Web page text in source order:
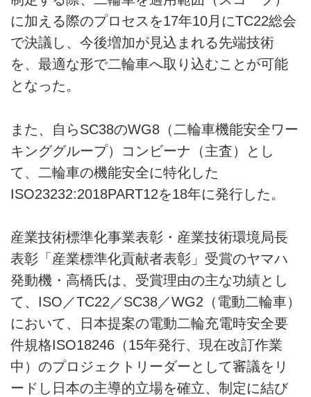
に加える際のプロセスを17年10月にTC22総会
で決議し、今後増加が見込まれる先端技術
を、最適な形で二輪車へ取り込むことが可能
となった。
また、自らSC38のWG8（二輪車機能安全ワー
キンググループ）コンビーナ（主査）とし
て、二輪車の機能安全に特化した
ISO23232:2018PART12を18年に発行した。
産業技術標準化事業表彰・産業技術環境局長
表彰「産業標準化貢献者表彰」受賞のヤマハ
発動機・高橋氏は、受賞理由の主な功績とし
て、ISO／TC22／SC38／WG2（電動二輪車）
において、日本提案の電動二輪充電時安全要
件規格ISO18246（15年発行、現在改訂作業
中）のプロジェクトリーダーとして審議をリ
ードし日本の主導的立場を確立、制定に結び